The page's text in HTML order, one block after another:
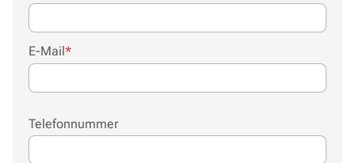
Pflichtfeld
E-Mail *
Telefonnummer